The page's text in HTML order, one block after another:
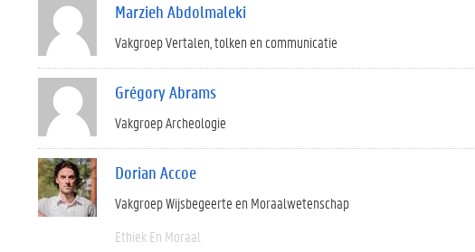
Marzieh Abdolmaleki
Vakgroep Vertalen, tolken en communicatie
Grégory Abrams
Vakgroep Archeologie
Dorian Accoe
Vakgroep Wijsbegeerte en Moraalwetenschap
Ethiek En Moraal